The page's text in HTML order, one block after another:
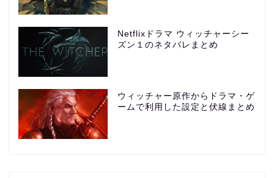
Netflixドラマ ウィッチャーシー
ズン１のネタバレまとめ
ウィッチャー原作からドラマ・ゲ
ームで利用した設定と伏線まとめ